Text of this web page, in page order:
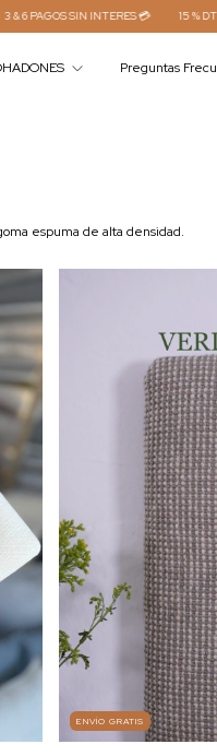
15 % DTO POR TRANSFERENCIA⚡
Preguntas
espuma de alta densidad.
ENVÍO GRATIS